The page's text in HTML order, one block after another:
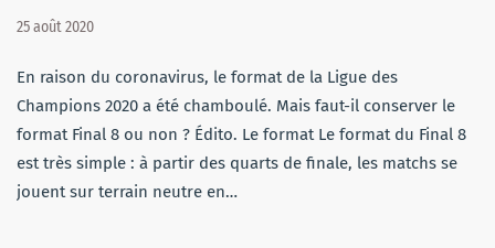
25 août 2020
En raison du coronavirus, le format de la Ligue des
Champions 2020 a été chamboulé. Mais faut-il conserver le
format Final 8 ou non ? Édito. Le format Le format du Final 8
est très simple : à partir des quarts de finale, les matchs se
jouent sur terrain neutre en…